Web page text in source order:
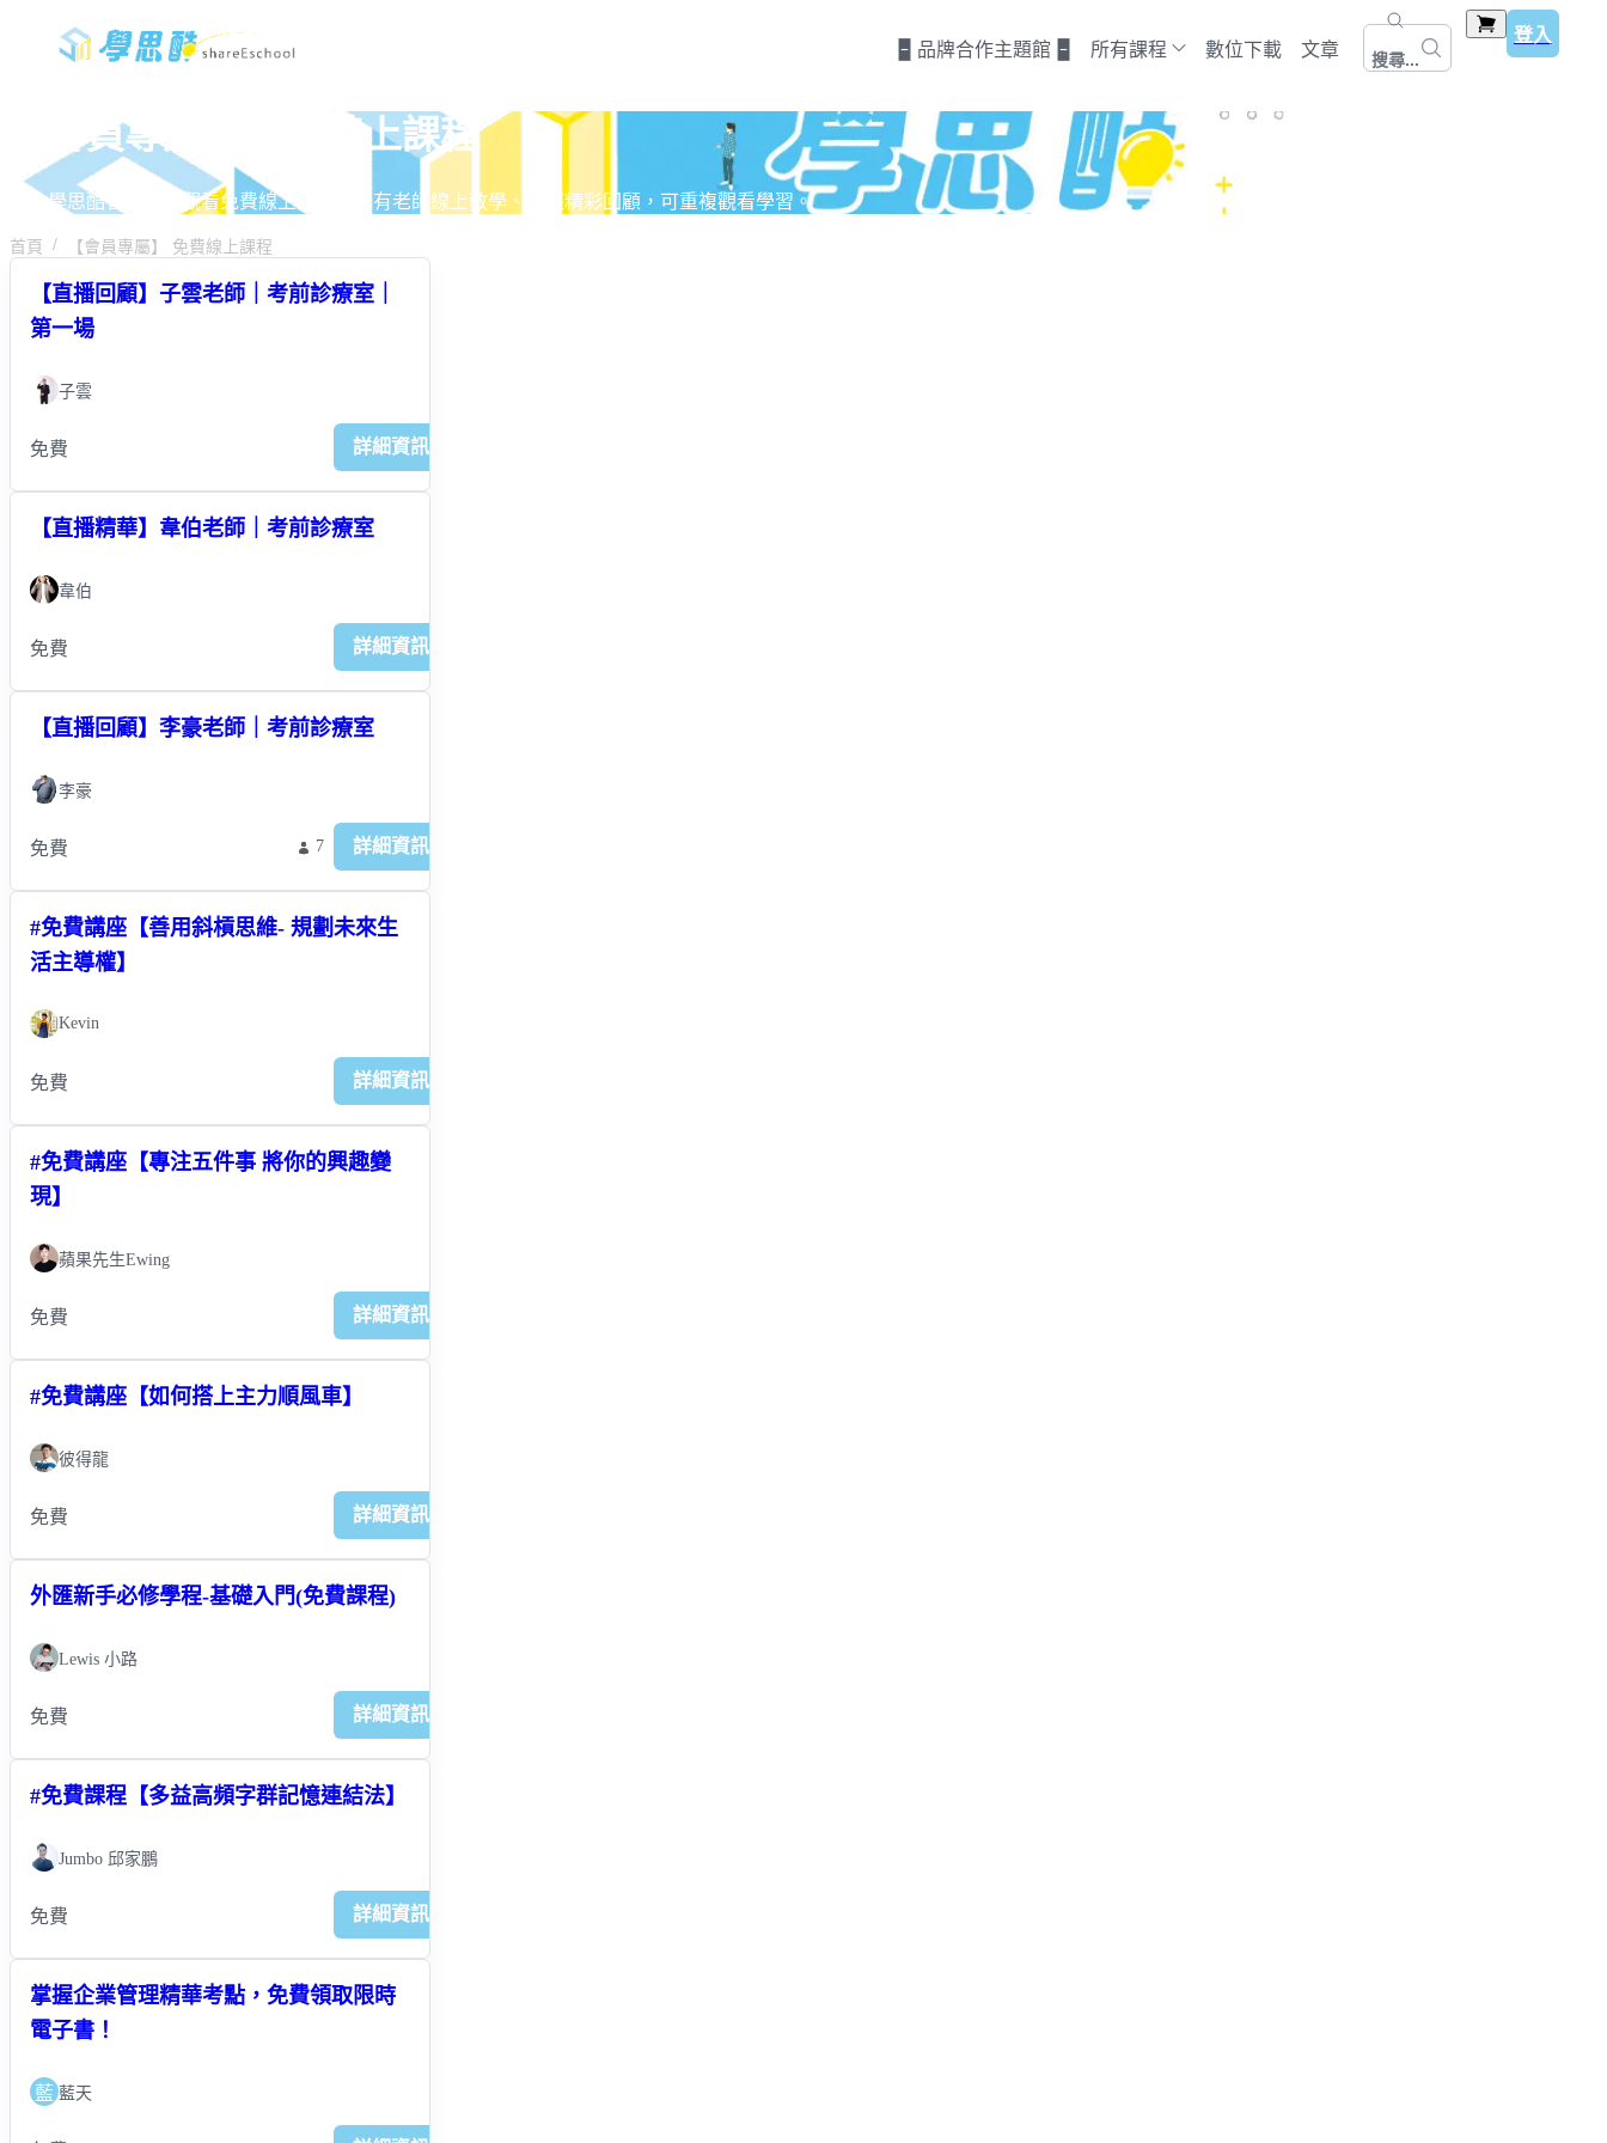
🁢 品牌合作主題館 🁢 所有課程 數位下載 文章 搜尋...
登入
【會員專屬】 免費線上課程
加入學思酷會員即可觀看免費線上課程，享有老師線上教學、講座精彩回顧，可重複觀看學習。
首頁 【會員專屬】 免費線上課程
【直播回顧】子雲老師｜考前診療室｜
第一場
子雲
免費 詳細資訊
【直播精華】韋伯老師｜考前診療室
韋伯
免費 詳細資訊
【直播回顧】李豪老師｜考前診療室
李豪
免費 7 詳細資訊
#免費講座【善用斜槓思維- 規劃未來生
活主導權】
Kevin
免費 詳細資訊
#免費講座【專注五件事 將你的興趣變
現】
蘋果先生Ewing
免費 詳細資訊
#免費講座【如何搭上主力順風車】
彼得龍
免費 詳細資訊
外匯新手必修學程-基礎入門(免費課程)
Lewis 小路
免費 詳細資訊
#免費課程【多益高頻字群記憶連結法】
Jumbo 邱家鵬
免費 詳細資訊
掌握企業管理精華考點，免費領取限時
電子書！
藍 藍天